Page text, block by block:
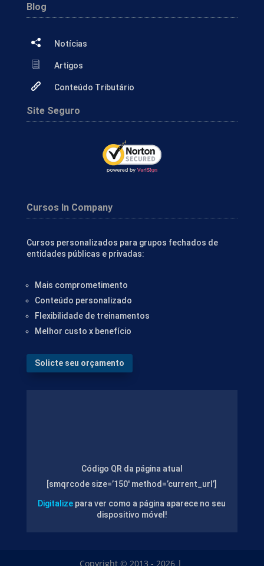
Blog
Notícias
Artigos
Conteúdo Tributário
Site Seguro
Cursos In Company
Cursos personalizados para grupos fechados de
entidades públicas e privadas:
Mais comprometimento
Conteúdo personalizado
Flexibilidade de treinamentos
Melhor custo x benefício
Solicte seu orçamento
Código QR da página atual
[smqrcode size=’150′ method=’current_url’]
Digitalize para ver como a página aparece no seu
dispositivo móvel!
Copyright © 2013 - 2026 |